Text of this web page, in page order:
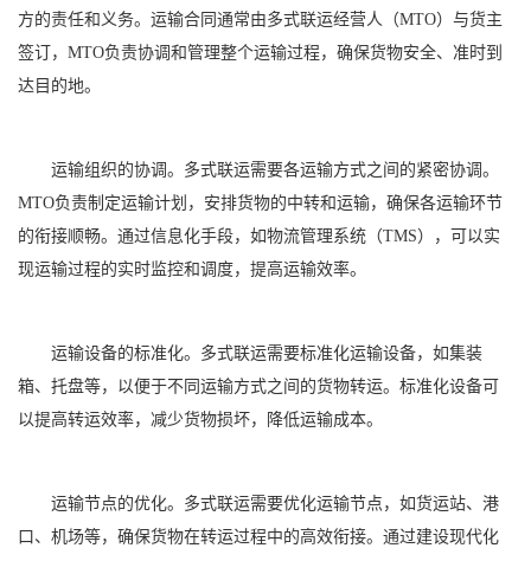
方的责任和义务。运输合同通常由多式联运经营人（MTO）与货主
签订，MTO负责协调和管理整个运输过程，确保货物安全、准时到
达目的地。
运输组织的协调。多式联运需要各运输方式之间的紧密协调。
MTO负责制定运输计划，安排货物的中转和运输，确保各运输环节
的衔接顺畅。通过信息化手段，如物流管理系统（TMS），可以实
现运输过程的实时监控和调度，提高运输效率。
运输设备的标准化。多式联运需要标准化运输设备，如集装
箱、托盘等，以便于不同运输方式之间的货物转运。标准化设备可
以提高转运效率，减少货物损坏，降低运输成本。
运输节点的优化。多式联运需要优化运输节点，如货运站、港
口、机场等，确保货物在转运过程中的高效衔接。通过建设现代化